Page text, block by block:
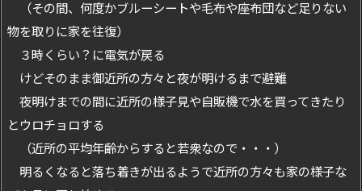
（その間、何度かブルーシートや毛布や座布団など足りない
物を取りに家を往復）
３時くらい？に電気が戻る
けどそのまま御近所の方々と夜が明けるまで避難
夜明けまでの間に近所の様子見や自販機で水を買ってきたり
とウロチョロする
（近所の平均年齢からすると若衆なので・・・）
明るくなると落ち着きが出るようで近所の方々も家の様子な